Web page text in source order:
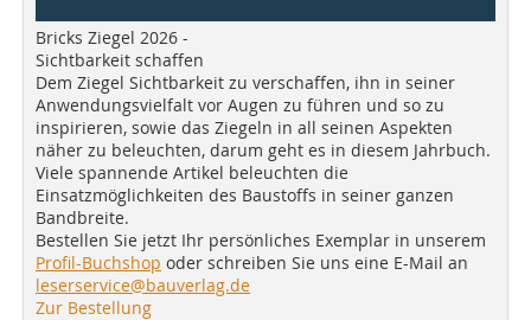
Bricks Ziegel 2026 -
Sichtbarkeit schaffen
Dem Ziegel Sichtbarkeit zu verschaffen, ihn in seiner
Anwendungsvielfalt vor Augen zu führen und so zu
inspirieren, sowie das Ziegeln in all seinen Aspekten
näher zu beleuchten, darum geht es in diesem Jahrbuch.
Viele spannende Artikel beleuchten die
Einsatzmöglichkeiten des Baustoffs in seiner ganzen
Bandbreite.
Bestellen Sie jetzt Ihr persönliches Exemplar in unserem
Profil-Buchshop oder schreiben Sie uns eine E-Mail an
leserservice@bauverlag.de
Zur Bestellung